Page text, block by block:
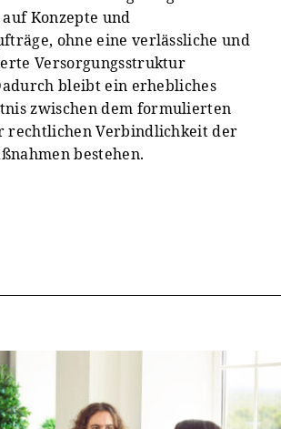
Konzepte und
ohne eine verlässliche und
Versorgungsstruktur
bleibt ein erhebliches
zwischen dem formulierten
rechtlichen Verbindlichkeit der
bestehen.